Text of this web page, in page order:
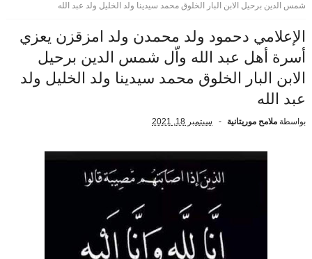
شمس الدين برحيل الابن البار الخلوق محمد سيدينا ولد الخليل ولد عبد الله
الإعلامي دحمود ولد محمدن ولد امزقزن يعزي
أسرة أهل عبد الله واّل شمس الدين برحيل
الابن البار الخلوق محمد سيدينا ولد الخليل ولد
عبد الله
بواسطة ملامح موريتانية سبتمبر 18, 2021